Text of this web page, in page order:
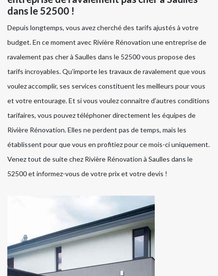
dans le 52500 !
Depuis longtemps, vous avez cherché des tarifs ajustés à votre
budget. En ce moment avec Rivière Rénovation une entreprise de
ravalement pas cher à Saulles dans le 52500 vous propose des
tarifs incroyables. Qu’importe les travaux de ravalement que vous
voulez accomplir, ses services constituent les meilleurs pour vous
et votre entourage. Et si vous voulez connaitre d’autres conditions
tarifaires, vous pouvez téléphoner directement les équipes de
Rivière Rénovation. Elles ne perdent pas de temps, mais les
établissent pour que vous en profitiez pour ce mois-ci uniquement.
Venez tout de suite chez Rivière Rénovation à Saulles dans le
52500 et informez-vous de votre prix et votre devis !